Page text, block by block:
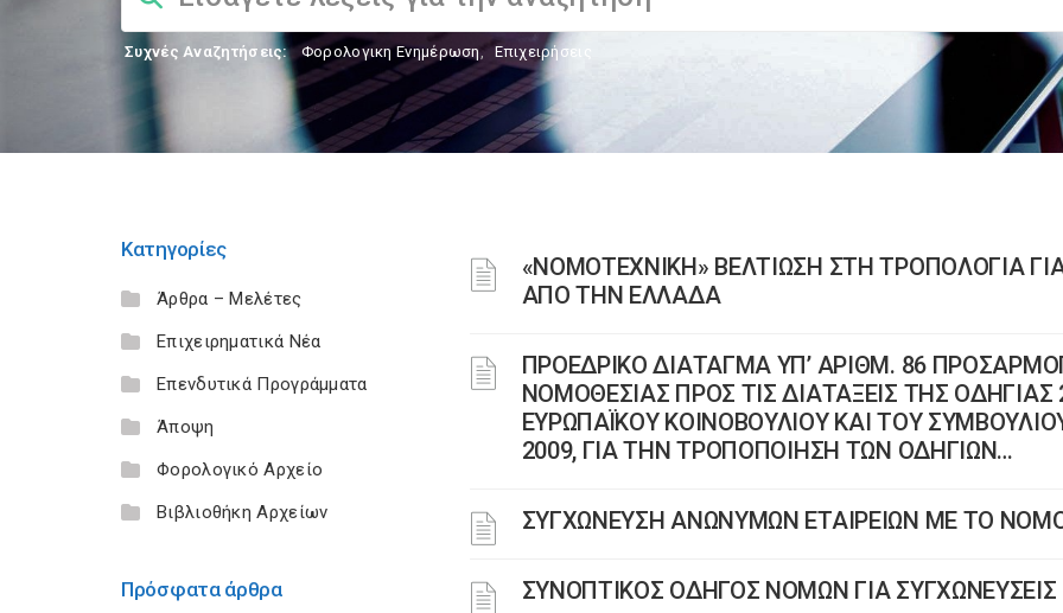
Συχνές Αναζητήσεις: Φορολογικη Ενημέρωση, Επιχειρήσεις
Κατηγορίες
Άρθρα – Μελέτες
Επιχειρηματικά Νέα
Επενδυτικά Προγράμματα
Άποψη
Φορολογικό Αρχείο
Βιβλιοθήκη Αρχείων
Πρόσφατα άρθρα
«ΝΟΜΟΤΕΧΝΙΚΗ» ΒΕΛΤΙΩΣΗ ΣΤΗ ΤΡΟΠΟΛΟΓΙΑ
ΑΠΟ ΤΗΝ ΕΛΛΑΔΑ
ΠΡΟΕΔΡΙΚΟ ΔΙΑΤΑΓΜΑ ΥΠ’ ΑΡΙΘΜ. 86
ΝΟΜΟΘΕΣΙΑΣ ΠΡΟΣ ΤΙΣ ΔΙΑΤΑΞΕΙΣ ΤΗΣ ΟΔΗΓΙΑΣ
ΕΥΡΩΠΑΪΚΟΥ ΚΟΙΝΟΒΟΥΛΙΟΥ ΚΑΙ ΤΟΥ
2009, ΓΙΑ ΤΗΝ ΤΡΟΠΟΠΟΙΗΣΗ ΤΩΝ ΟΔΗΓΙΩΝ…
ΣΥΓΧΩΝΕΥΣΗ ΑΝΩΝΥΜΩΝ ΕΤΑΙΡΕΙΩΝ ΜΕ ΤΟ
ΣΥΝΟΠΤΙΚΟΣ ΟΔΗΓΟΣ ΝΟΜΩΝ ΓΙΑ